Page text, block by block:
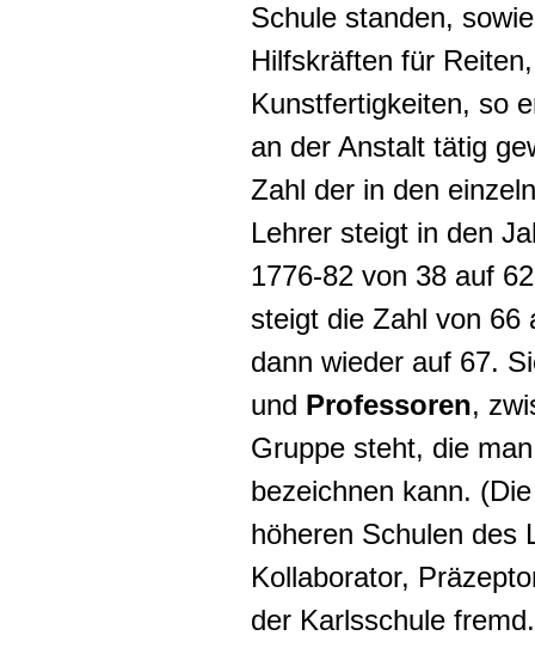
Schule standen,
Hilfskräften für
Kunstfertigkeiten, so
an der Anstalt tätig
Zahl der in den
Lehrer steigt in den
1776-82 von 38 auf
steigt die Zahl von 66
dann wieder auf 67.
und Professoren,
Gruppe steht, die
bezeichnen kann.
höheren Schulen des
Kollaborator,
der Karlsschule